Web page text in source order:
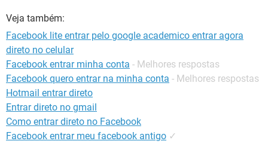
Veja também:
Facebook lite entrar pelo google academico entrar agora
direto no celular
Facebook entrar minha conta - Melhores respostas
Facebook quero entrar na minha conta - Melhores respostas
Hotmail entrar direto
Entrar direto no gmail
Como entrar direto no Facebook
Facebook entrar meu facebook antigo ✓